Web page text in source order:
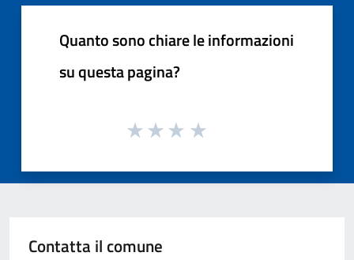
Quanto sono chiare le informazioni
su questa pagina?
Contatta il comune